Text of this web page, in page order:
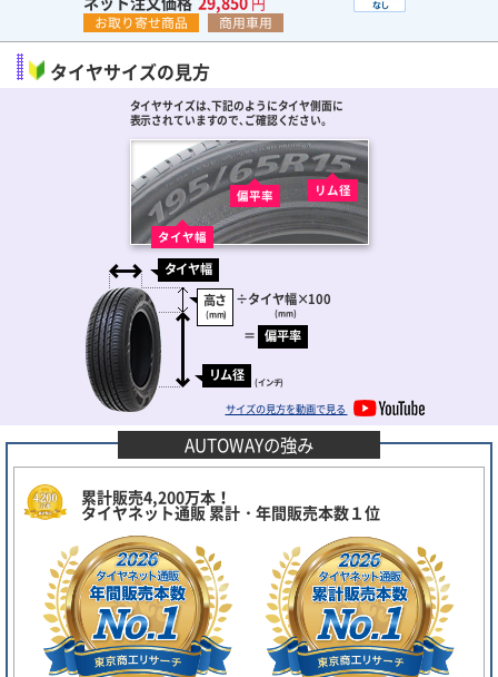
お取り寄せ商品 商用車用
タイヤサイズの見方
タイヤサイズは､下記のようにタイヤ側面に
表示されていますので､ご確認ください。
タイヤ幅
偏平率 リム径
タイヤ幅
高さ
(mm)
÷タイヤ幅
(mm)
×100
＝ 偏平率
リム径 (インチ)
サイズの見方を動画で見る
AUTOWAYの強み
累計販売4,200万本！
タイヤネット通販 累計・年間販売本数１位